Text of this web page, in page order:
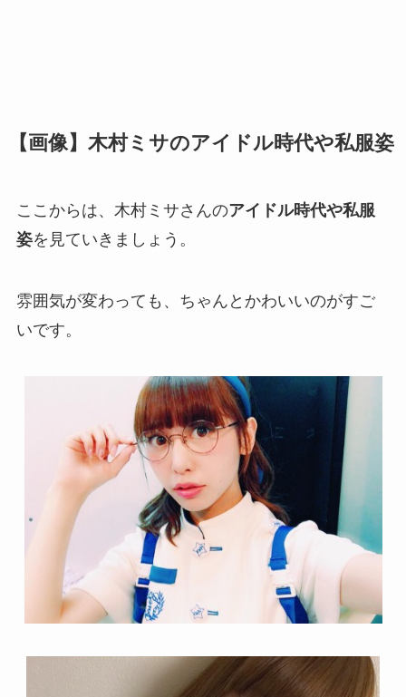
【画像】木村ミサのアイドル時代や私服姿
ここからは、木村ミサさんのアイドル時代や私服
姿を見ていきましょう。
雰囲気が変わっても、ちゃんとかわいいのがすご
いです。